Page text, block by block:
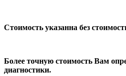
Стоимость указанна без
Более точную стоимость Вам
диагностики.